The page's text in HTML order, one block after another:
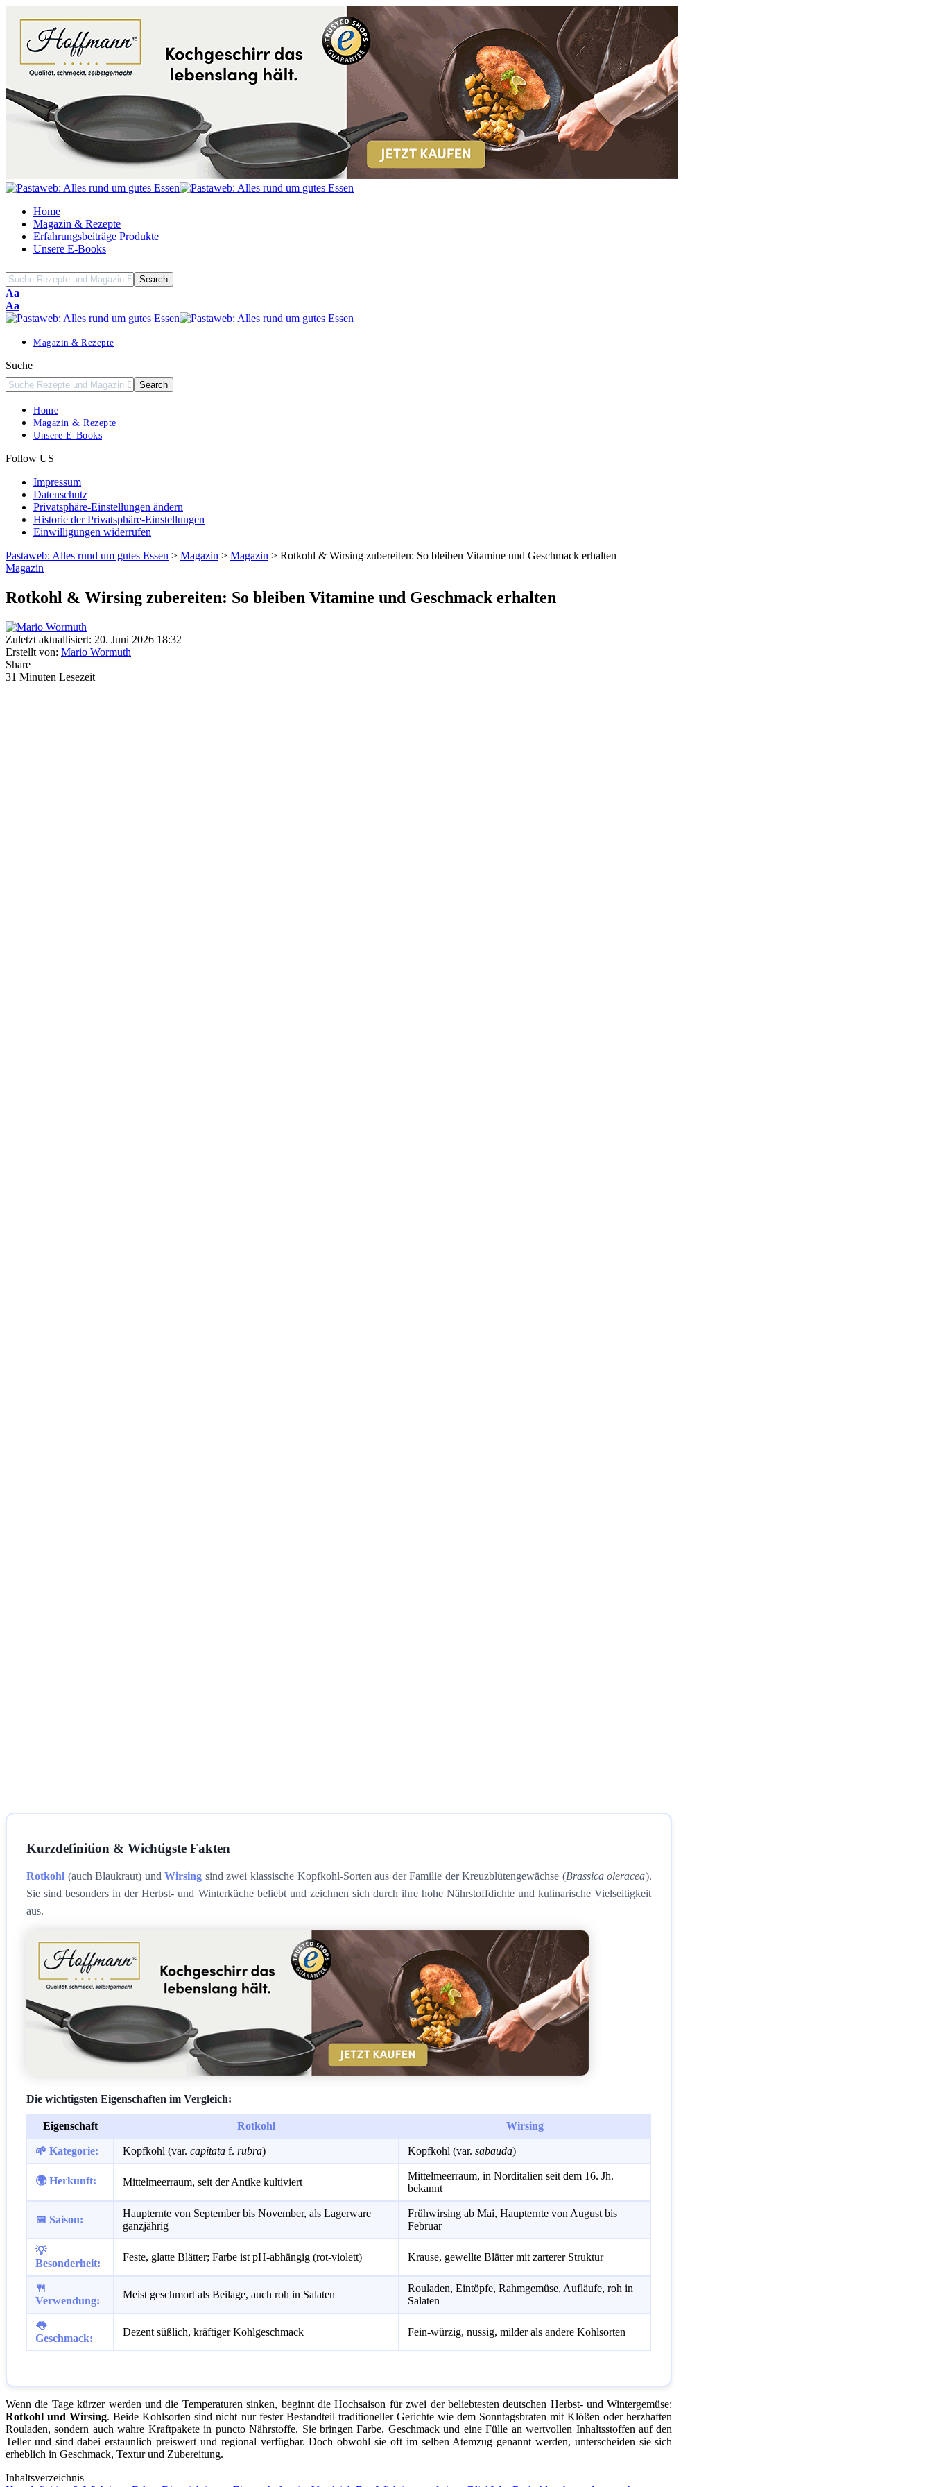
Home
Magazin & Rezepte
Erfahrungsbeiträge Produkte
Unsere E-Books
Font
Resizer
Aa
Font
Resizer
Aa
Magazin & Rezepte
Suche
Home
Magazin & Rezepte
Unsere E-Books
Follow US
Impressum
Datenschutz
Privatsphäre-Einstellungen ändern
Historie der Privatsphäre-Einstellungen
Einwilligungen widerrufen
Pastaweb: Alles rund um gutes Essen > Magazin > Magazin > Rotkohl & Wirsing zubereiten: So bleiben Vitamine und Geschmack erhalten
Magazin
Rotkohl & Wirsing zubereiten: So bleiben Vitamine und Geschmack erhalten
Zuletzt aktuallisiert: 20. Juni 2026 18:32
Erstellt von: Mario Wormuth
Share
31 Minuten Lesezeit
Kurzdefinition & Wichtigste Fakten
Rotkohl (auch Blaukraut) undWirsing sind zwei klassische Kopfkohl-Sorten aus der Familie der Kreuzblütengewächse (Brassica oleracea).
Sie sind besonders in der Herbst- und Winterküche beliebt und zeichnen sich durch ihre hohe Nährstoffdichte und kulinarische Vielseitigkeit
aus.
Die wichtigsten Eigenschaften im Vergleich:
Eigenschaft Rotkohl Wirsing
🌱 Kategorie: Kopfkohl (var. capitata f. rubra) Kopfkohl (var. sabauda)
🌍 Herkunft: Mittelmeerraum, seit der Antike kultiviert
Mittelmeerraum, in Norditalien seit dem 16. Jh.
bekannt
📅 Saison:
Haupternte von September bis November, als Lagerware
ganzjährig
Frühwirsing ab Mai, Haupternte von August bis
Februar
💡
Besonderheit:
Feste, glatte Blätter; Farbe ist pH-abhängig (rot-violett) Krause, gewellte Blätter mit zarterer Struktur
🍴
Verwendung:
Meist geschmort als Beilage, auch roh in Salaten
Rouladen, Eintöpfe, Rahmgemüse, Aufläufe, roh in
Salaten
👅
Geschmack:
Dezent süßlich, kräftiger Kohlgeschmack Fein-würzig, nussig, milder als andere Kohlsorten
Wenn die Tage kürzer werden und die Temperaturen sinken, beginnt die Hochsaison für zwei der beliebtesten deutschen Herbst- und Wintergemüse:
Rotkohl und Wirsing. Beide Kohlsorten sind nicht nur fester Bestandteil traditioneller Gerichte wie dem Sonntagsbraten mit Klößen oder herzhaften
Rouladen, sondern auch wahre Kraftpakete in puncto Nährstoffe. Sie bringen Farbe, Geschmack und eine Fülle an wertvollen Inhaltsstoffen auf den
Teller und sind dabei erstaunlich preiswert und regional verfügbar. Doch obwohl sie oft im selben Atemzug genannt werden, unterscheiden sie sich
erheblich in Geschmack, Textur und Zubereitung.
Inhaltsverzeichnis